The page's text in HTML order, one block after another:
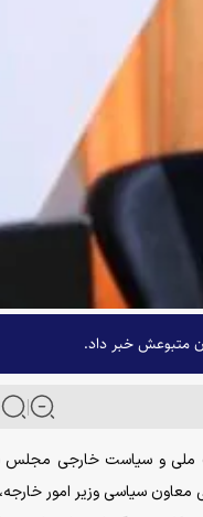
متبوعش خبر داد.
(سه شنبه ۱۲ خردادماه) کمیسیون امنیت ملی و سیاست
سیاسی وزیر امور